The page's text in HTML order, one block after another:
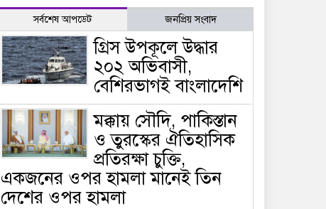
সর্বশেষ আপডেট জনপ্রিয় সংবাদ
গ্রিস উপকূলে উদ্ধার
২০২ অভিবাসী,
বেশিরভাগই বাংলাদেশি
মক্কায় সৌদি, পাকিস্তান
ও তুরস্কের ঐতিহাসিক
প্রতিরক্ষা চুক্তি,
একজনের ওপর হামলা মানেই তিন
দেশের ওপর হামলা